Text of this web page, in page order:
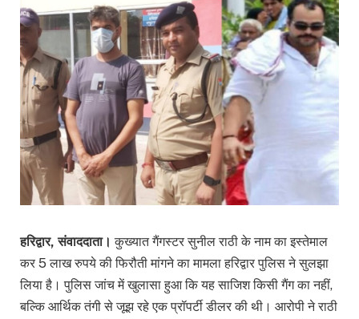
हरिद्वार, संवाददाता।कुख्यात गैंगस्टर सुनील राठी के नाम का इस्तेमाल
कर 5 लाख रुपये की फिरौती मांगने का मामला हरिद्वार पुलिस ने सुलझा
लिया है। पुलिस जांच में खुलासा हुआ कि यह साजिश किसी गैंग का नहीं,
बल्कि आर्थिक तंगी से जूझ रहे एक प्रॉपर्टी डीलर की थी। आरोपी ने राठी